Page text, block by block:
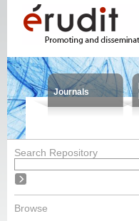
Journals
Search Repository
Browse